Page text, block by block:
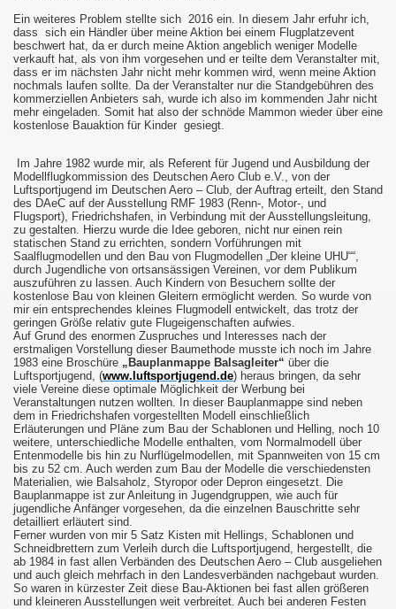
Ein weiteres Problem stellte sich 2016 ein. In diesem Jahr erfuhr ich,
dass sich ein Händler über meine Aktion bei einem Flugplatzevent
beschwert hat, da er durch meine Aktion angeblich weniger Modelle
verkauft hat, als von ihm vorgesehen und er teilte dem Veranstalter mit,
dass er im nächsten Jahr nicht mehr kommen wird, wenn meine Aktion
nochmals laufen sollte. Da der Veranstalter nur die Standgebühren des
kommerziellen Anbieters sah, wurde ich also im kommenden Jahr nicht
mehr eingeladen. Somit hat also der schnöde Mammon wieder über eine
kostenlose Bauaktion für Kinder gesiegt.
Im Jahre 1982 wurde mir, als Referent für Jugend und Ausbildung der
Modellflugkommission des Deutschen Aero Club e.V., von der
Luftsportjugend im Deutschen Aero – Club, der Auftrag erteilt, den Stand
des DAeC auf der Ausstellung RMF 1983 (Renn-, Motor-, und
Flugsport), Friedrichshafen, in Verbindung mit der Ausstellungsleitung,
zu gestalten. Hierzu wurde die Idee geboren, nicht nur einen rein
statischen Stand zu errichten, sondern Vorführungen mit
Saalflugmodellen und den Bau von Flugmodellen „Der kleine UHU““,
durch Jugendliche von ortsansässigen Vereinen, vor dem Publikum
auszuführen zu lassen. Auch Kindern von Besuchern sollte der
kostenlose Bau von kleinen Gleitern ermöglicht werden. So wurde von
mir ein entsprechendes kleines Flugmodell entwickelt, das trotz der
geringen Größe relativ gute Flugeigenschaften aufwies.
Auf Grund des enormen Zuspruches und Interesses nach der
erstmaligen Vorstellung dieser Baumethode musste ich noch im Jahre
1983 eine Broschüre „Bauplanmappe Balsagleiter“ über die
Luftsportjugend, (www.luftsportjugend.de) heraus bringen, da sehr
viele Vereine diese optimale Möglichkeit der Werbung bei
Veranstaltungen nutzen wollten. In dieser Bauplanmappe sind neben
dem in Friedrichshafen vorgestellten Modell einschließlich
Erläuterungen und Pläne zum Bau der Schablonen und Helling, noch 10
weitere, unterschiedliche Modelle enthalten, vom Normalmodell über
Entenmodelle bis hin zu Nurflügelmodellen, mit Spannweiten von 15 cm
bis zu 52 cm. Auch werden zum Bau der Modelle die verschiedensten
Materialien, wie Balsaholz, Styropor oder Depron eingesetzt. Die
Bauplanmappe ist zur Anleitung in Jugendgruppen, wie auch für
jugendliche Anfänger vorgesehen, da die einzelnen Bauschritte sehr
detailliert erläutert sind.
Ferner wurden von mir 5 Satz Kisten mit Hellings, Schablonen und
Schneidbrettern zum Verleih durch die Luftsportjugend, hergestellt, die
ab 1984 in fast allen Verbänden des Deutschen Aero – Club ausgeliehen
und auch gleich mehrfach in den Landesverbänden nachgebaut wurden.
So waren in kürzester Zeit diese Bau-Aktionen bei fast allen größeren
und kleineren Ausstellungen weit verbreitet. Auch bei anderen Festen